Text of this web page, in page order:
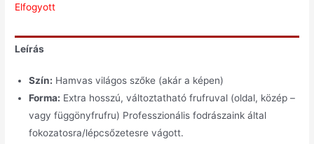
Elfogyott
Leírás
Szín: Hamvas világos szőke (akár a képen)
Forma: Extra hosszú, változtatható frufruval (oldal, közép –
vagy függönyfrufru) Professzionális fodrászaink által
fokozatosra/lépcsőzetesre vágott.